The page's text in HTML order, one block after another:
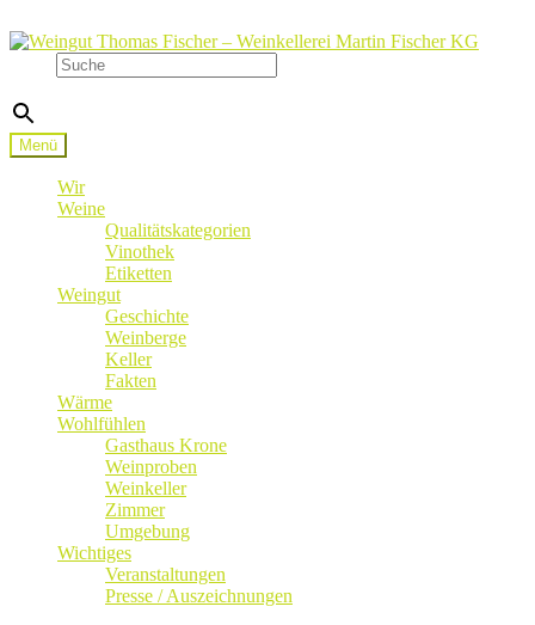
Zur
Navigation
springen
Zum
springen
Menü
Wir
Weine
Qualitätskategorien
Vinothek
Etiketten
Weingut
Geschichte
Weinberge
Keller
Fakten
Wärme
Wohlfühlen
Gasthaus Krone
Weinproben
Weinkeller
Zimmer
Umgebung
Wichtiges
Veranstaltungen
Presse / Auszeichnungen